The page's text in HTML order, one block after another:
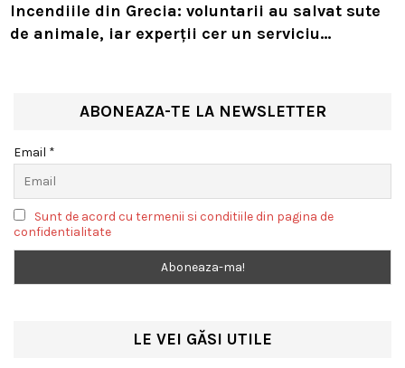
Incendiile din Grecia: voluntarii au salvat sute
de animale, iar experții cer un serviciu
ABONEAZA-TE LA NEWSLETTER
Email *
Sunt de acord cu termenii si conditiile din pagina de
confidentialitate
LE VEI GĂSI UTILE